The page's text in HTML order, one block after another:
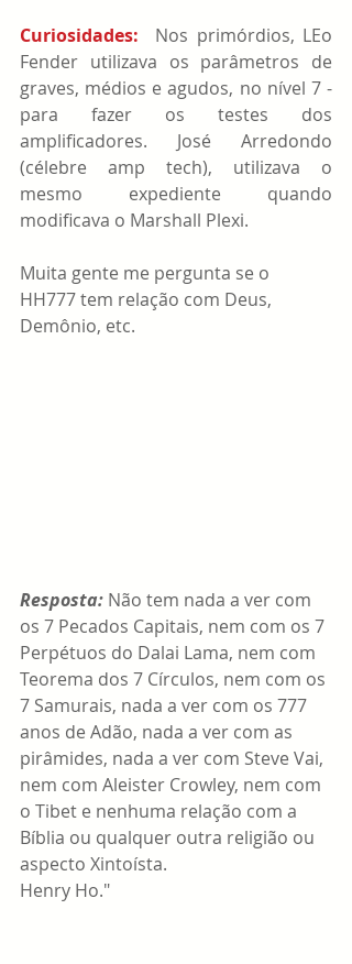
Curiosidades: Nos primórdios, LEo
Fender utilizava os parâmetros de
graves, médios e agudos, no nível 7 -
para fazer os testes dos
amplificadores. José Arredondo
(célebre amp tech), utilizava o
mesmo expediente quando
modificava o Marshall Plexi.
Muita gente me pergunta se o
HH777 tem relação com Deus,
Demônio, etc.
Resposta: Não tem nada a ver com
os 7 Pecados Capitais, nem com os 7
Perpétuos do Dalai Lama, nem com
Teorema dos 7 Círculos, nem com os
7 Samurais, nada a ver com os 777
anos de Adão, nada a ver com as
pirâmides, nada a ver com Steve Vai,
nem com Aleister Crowley, nem com
o Tibet e nenhuma relação com a
Bíblia ou qualquer outra religião ou
aspecto Xintoísta.
Henry Ho."